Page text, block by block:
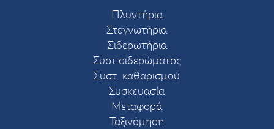
Πλυντήρια
Στεγνωτήρια
Σιδερωτήρια
Συστ.σιδερώματος
Συστ. καθαρισμού
Συσκευασία
Μεταφορά
Ταξινόμηση